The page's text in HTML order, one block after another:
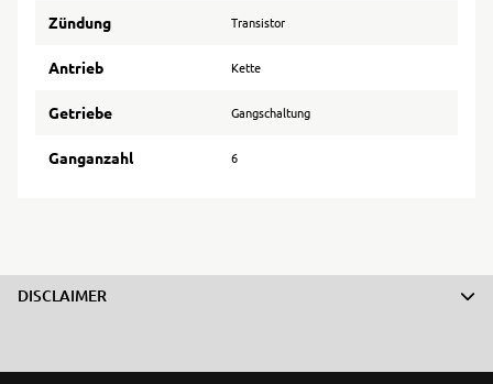
Zündung Transistor
Antrieb Kette
Getriebe Gangschaltung
Ganganzahl 6
DISCLAIMER